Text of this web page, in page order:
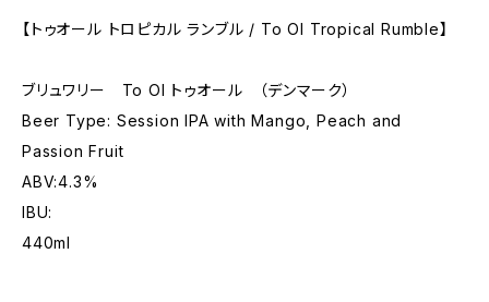
【トゥオール トロピカル ランブル / To Ol Tropical Rumble】
ブリュワリー To Ol トゥオール （デンマーク）
Beer Type: Session IPA with Mango, Peach and
Passion Fruit
ABV:4.3%
IBU:
440ml